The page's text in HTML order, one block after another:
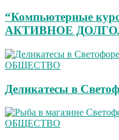
“Компьютерные
АКТИВНОЕ
ОБЩЕСТВО
Деликатесы в
ОБЩЕСТВО